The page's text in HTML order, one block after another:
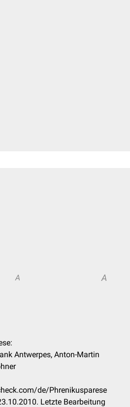
A A
Antwerpes, Anton-Martin
de/Phrenikusparese
Letzte Bearbeitung